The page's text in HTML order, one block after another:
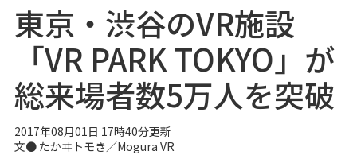
東京・渋谷のVR施設
「VR PARK TOKYO」が
総来場者数5万人を突破
2017年08月01日 17時40分更新
文● たかヰトモき／Mogura VR